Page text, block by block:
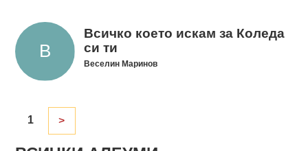
Всичко което искам за Коледа
си ти
Веселин Маринов
1 >